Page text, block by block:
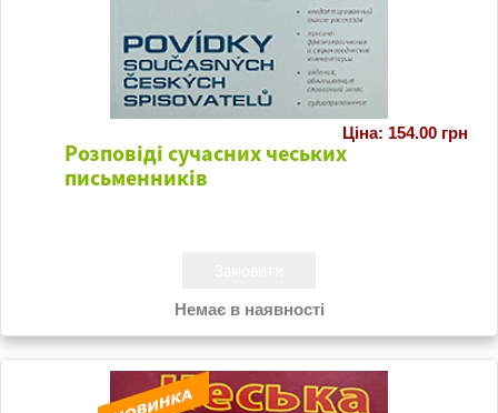
Розповіді сучасних чеських
письменників
Ціна: 154.00 грн
Немає в наявності